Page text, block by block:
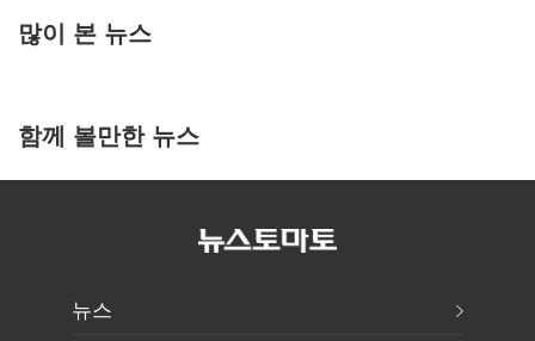
많이 본 뉴스
함께 볼만한 뉴스
뉴스